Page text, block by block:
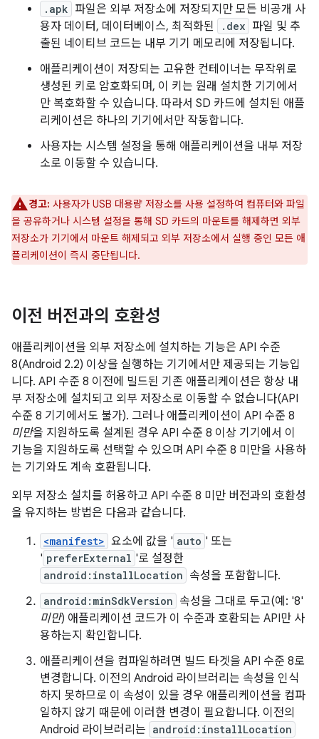
.apk 파일은 외부 저장소에 저장되지만 모든 비공개 사
용자 데이터, 데이터베이스, 최적화된
.dex 파일 및 추
출된 네이티브 코드는 내부 기기 메모리에 저장됩니다.
애플리케이션이 저장되는 고유한 컨테이너는 무작위로
생성된 키로 암호화되며, 이 키는 원래 설치한 기기에서
만 복호화할 수 있습니다. 따라서 SD 카드에 설치된 애플
리케이션은 하나의 기기에서만 작동합니다.
사용자는 시스템 설정을 통해 애플리케이션을 내부 저장
소로 이동할 수 있습니다.
경고: 사용자가 USB 대용량 저장소를 사용 설정하여 컴퓨터와 파일
을 공유하거나 시스템 설정을 통해 SD 카드의 마운트를 해제하면 외부
저장소가 기기에서 마운트 해제되고 외부 저장소에서 실행 중인 모든 애
플리케이션이 즉시 중단됩니다.
이전 버전과의 호환성
애플리케이션을 외부 저장소에 설치하는 기능은 API 수준
8(Android 2.2) 이상을 실행하는 기기에서만 제공되는 기능입
니다. API 수준 8 이전에 빌드된 기존 애플리케이션은 항상 내
부 저장소에 설치되고 외부 저장소로 이동할 수 없습니다(API
수준 8 기기에서도 불가). 그러나 애플리케이션이 API 수준 8
미만을 지원하도록 설계된 경우 API 수준 8 이상 기기에서 이
기능을 지원하도록 선택할 수 있으며 API 수준 8 미만을 사용하
는 기기와도 계속 호환됩니다.
외부 저장소 설치를 허용하고 API 수준 8 미만 버전과의 호환성
을 유지하는 방법은 다음과 같습니다.
<manifest> 요소에 값을 ' auto ' 또는
' preferExternal '로 설정한
android:installLocation 속성을 포함합니다.
android:minSdkVersion 속성을 그대로 두고(예: '8'
미만) 애플리케이션 코드가 이 수준과 호환되는 API만 사
용하는지 확인합니다.
애플리케이션을 컴파일하려면 빌드 타겟을 API 수준 8로
변경합니다. 이전의 Android 라이브러리는 속성을 인식
하지 못하므로 이 속성이 있을 경우 애플리케이션을 컴파
일하지 않기 때문에 이러한 변경이 필요합니다. 이전의
Android 라이브러리는 android:installLocation